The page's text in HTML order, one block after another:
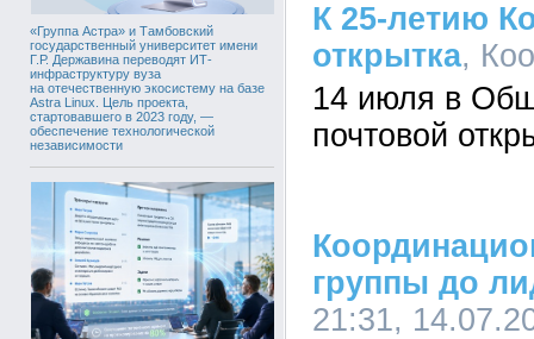
«Группа Астра» и Тамбовский
государственный университет имени
Г.Р. Державина переводят ИТ-
инфраструктуру вуза
на отечественную экосистему на базе
Astra Linux. Цель проекта,
стартовавшего в 2023 году, —
обеспечение технологической
независимости
К 25-летию
открытка,
14 июля в
почтовой
группы до
21:31,